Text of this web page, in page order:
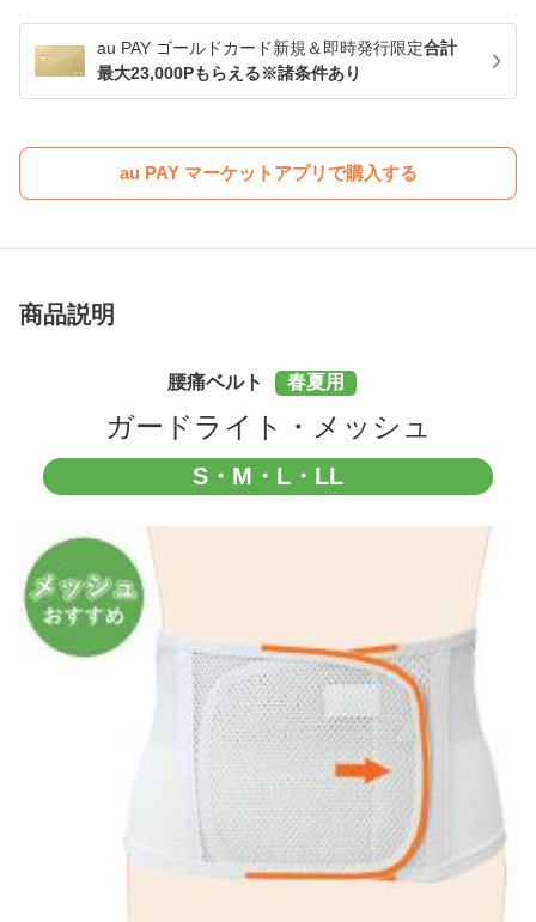
au PAY ゴールドカード新規＆即時発行限定合計
最大23,000Pもらえる※諸条件あり
au PAY マーケットアプリで購入する
商品説明
腰痛ベルト 春夏用
ガードライト・メッシュ
S・M・L・LL